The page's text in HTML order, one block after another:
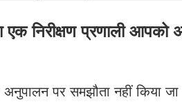
एक निरीक्षण प्रणाली
अनुपालन पर समझौता नहीं किया